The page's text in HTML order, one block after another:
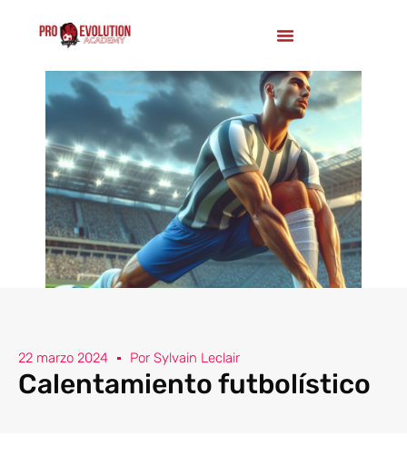
22 marzo 2024 Por Sylvain Leclair
Calentamiento futbolístico